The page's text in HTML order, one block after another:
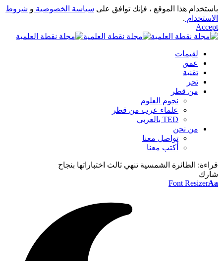
باستخدام هذا الموقع ، فإنك توافق على سياسة الخصوصية و شروط
الاستخدام .
Accept
لقيمات
عمق
تقنية
تحر
من قطر
نجوم العلوم
علماء عرب من قطر
TED بالعربي
من نحن
تواصل معنا
أكتب معنا
قراءة: الطائرة الشمسية تنهي ثالث اختباراتها بنجاح
شارك
Font ResizerAa